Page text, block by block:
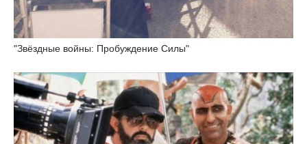
"Звёздные войны: Пробуждение Силы"